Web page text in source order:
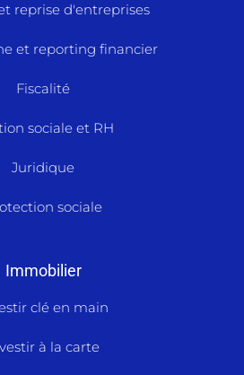
reprise d'entreprises
et reporting financier
Fiscalité
sociale et RH
Juridique
sociale
Immobilier
clé en main
à la carte